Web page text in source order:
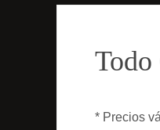
Todo
* Precios